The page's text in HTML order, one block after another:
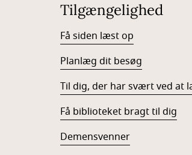
Tilgængelighed
Få siden læst op
Planlæg dit besøg
Til dig, der har svært ved at
Få biblioteket bragt til dig
Demensvenner